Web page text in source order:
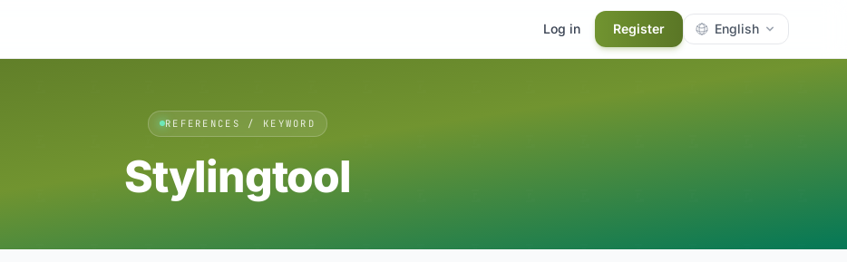
Log in Register English
REFERENCES / KEYWORD
Stylingtool